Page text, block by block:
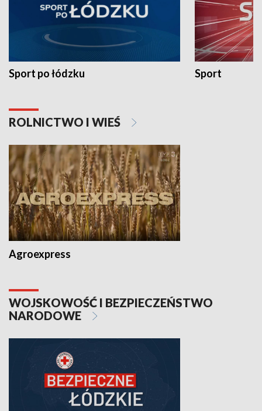
Sport po łódzku Sport
ROLNICTWO I WIEŚ
Agroexpress
WOJSKOWOŚĆ I BEZPIECZEŃSTWO
NARODOWE